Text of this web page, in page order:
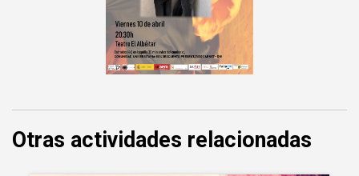
Otras actividades relacionadas